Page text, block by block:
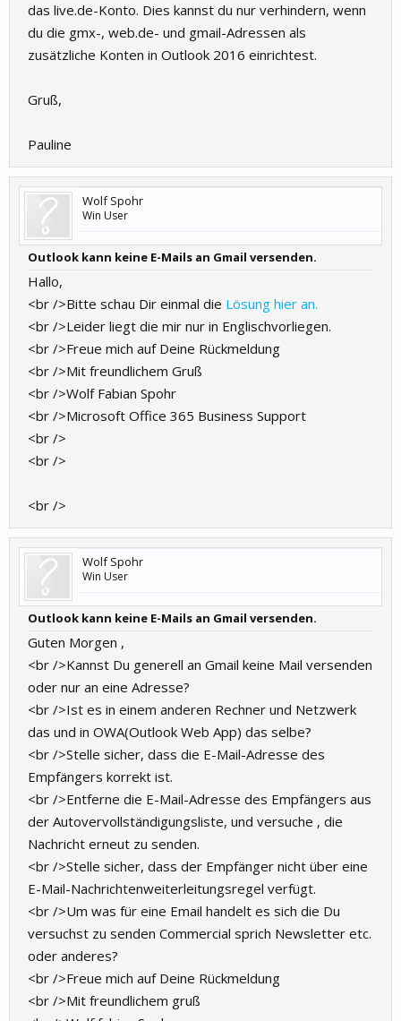
das live.de-Konto. Dies kannst du nur verhindern, wenn
du die gmx-, web.de- und gmail-Adressen als
zusätzliche Konten in Outlook 2016 einrichtest.
Gruß,
Pauline
Wolf Spohr
Win User
Outlook kann keine E-Mails an Gmail versenden.
Hallo,
<br />Bitte schau Dir einmal die Lösung hier an.
<br />Leider liegt die mir nur in Englischvorliegen.
<br />Freue mich auf Deine Rückmeldung
<br />Mit freundlichem Gruß
<br />Wolf Fabian Spohr
<br />Microsoft Office 365 Business Support
<br />
<br />
<br />
Wolf Spohr
Win User
Outlook kann keine E-Mails an Gmail versenden.
Guten Morgen ,
<br />Kannst Du generell an Gmail keine Mail versenden
oder nur an eine Adresse?
<br />Ist es in einem anderen Rechner und Netzwerk
das und in OWA(Outlook Web App) das selbe?
<br />Stelle sicher, dass die E-Mail-Adresse des
Empfängers korrekt ist.
<br />Entferne die E-Mail-Adresse des Empfängers aus
der Autovervollständigungsliste, und versuche , die
Nachricht erneut zu senden.
<br />Stelle sicher, dass der Empfänger nicht über eine
E-Mail-Nachrichtenweiterleitungsregel verfügt.
<br />Um was für eine Email handelt es sich die Du
versuchst zu senden Commercial sprich Newsletter etc.
oder anderes?
<br />Freue mich auf Deine Rückmeldung
<br />Mit freundlichem gruß